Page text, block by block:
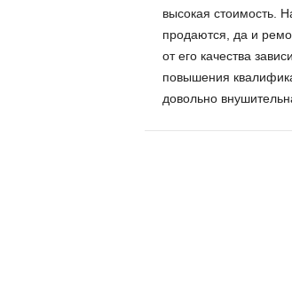
высокая стоимость.
продаются, да и
от его качества
повышения
довольно